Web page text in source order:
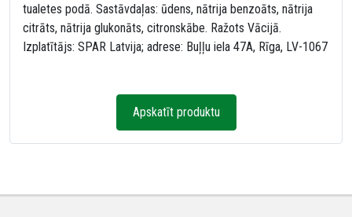
tualetes podā. Sastāvdaļas: ūdens, nātrija benzoāts, nātrija
citrāts, nātrija glukonāts, citronskābe. Ražots Vācijā.
Izplatītājs: SPAR Latvija; adrese: Buļļu iela 47A, Rīga, LV-1067
Apskatīt produktu